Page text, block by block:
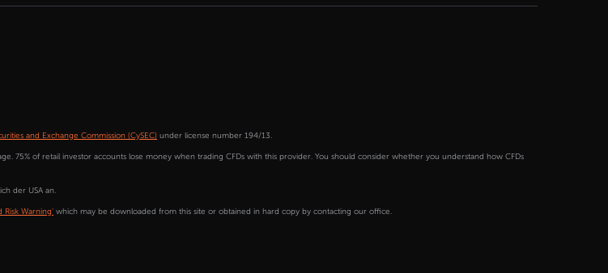
and Exchange Commission (CySEC) under license number 194/13.
75% of retail investor accounts lose money when trading CFDs with this provider. You should consider whether you understand how CFDs
der USA an.
Risk Warning' which may be downloaded from this site or obtained in hard copy by contacting our office.